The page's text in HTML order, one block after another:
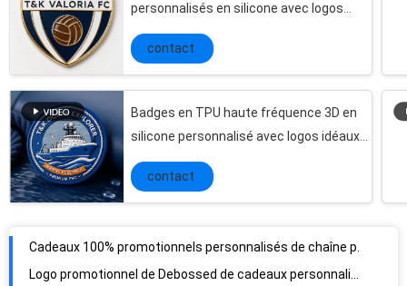
personnalisés en silicone avec logos
personnalisés, conçus pour un marquage
durable sur les vêtements
contact
Badges en TPU haute fréquence 3D en
silicone personnalisé avec logos idéaux
pour la marque de vêtements et les
applications de patch de vêtements
durables
contact
Ténacité perlante élastique colorée de fil de ficelle de corde d'élastique de 3mm haut
Corde élastique noire qui respecte l'environnement 2mm, corde élastique extensible pour l'habillement